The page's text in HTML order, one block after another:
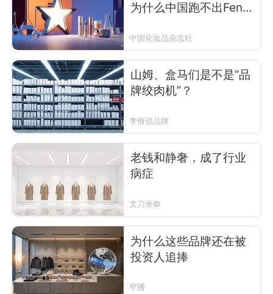
为什么中国跑不出Fenty
帝国？
中国化妆品杂志社
山姆、盒马们是不是“品
牌绞肉机”？
李倩说品牌
老钱和静奢，成了行业
病症
文刀米©
为什么这些品牌还在被
投资人追捧
窄播